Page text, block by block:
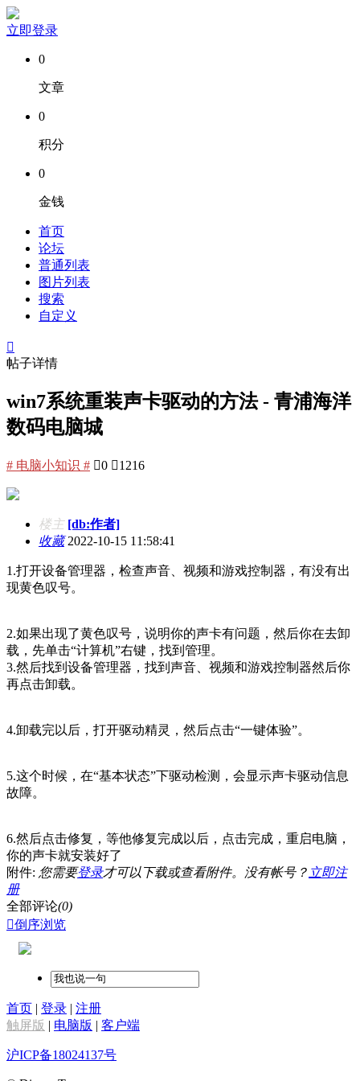
立即登录
0
文章
0
积分
0
金钱
首页
论坛
普通列表
图片列表
搜索
自定义

帖子详情
win7系统重装声卡驱动的方法 - 青浦海洋
数码电脑城
# 电脑小知识 # 0 1216
楼主 [db:作者]
收藏2022-10-15 11:58:41
1.打开设备管理器，检查声音、视频和游戏控制器，有没有出
现黄色叹号。
2.如果出现了黄色叹号，说明你的声卡有问题，然后你在去卸
载，先单击“计算机”右键，找到管理。
3.然后找到设备管理器，找到声音、视频和游戏控制器然后你
再点击卸载。
4.卸载完以后，打开驱动精灵，然后点击“一键体验”。
5.这个时候，在“基本状态”下驱动检测，会显示声卡驱动信息
故障。
6.然后点击修复，等他修复完成以后，点击完成，重启电脑，
你的声卡就安装好了
附件: 您需要登录才可以下载或查看附件。没有帐号？ 立即注
册
全部评论(0)
倒序浏览
首页 | 登录 | 注册
触屏版 | 电脑版 | 客户端
沪ICP备18024137号